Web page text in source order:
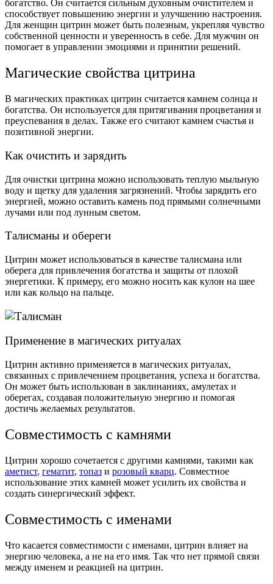
богатство. Он считается сильным духовным очистителем и
способствует повышению энергии и улучшению настроения.
Для женщин цитрин может быть полезным, укрепляя чувство
собственной ценности и уверенность в себе. Для мужчин он
помогает в управлении эмоциями и принятии решений.
Магические свойства цитрина
В магических практиках цитрин считается камнем солнца и
богатства. Он используется для притягивания процветания и
преуспевания в делах. Также его считают камнем счастья и
позитивной энергии.
Как очистить и зарядить
Для очистки цитрина можно использовать теплую мыльную
воду и щетку для удаления загрязнений. Чтобы зарядить его
энергией, можно оставить камень под прямыми солнечными
лучами или под лунным светом.
Талисманы и обереги
Цитрин может использоваться в качестве талисмана или
оберега для привлечения богатства и защиты от плохой
энергетики. К примеру, его можно носить как кулон на шее
или как кольцо на пальце.
Применение в магических ритуалах
Цитрин активно применяется в магических ритуалах,
связанных с привлечением процветания, успеха и богатства.
Он может быть использован в заклинаниях, амулетах и
оберегах, создавая положительную энергию и помогая
достичь желаемых результатов.
Совместимость с камнями
Цитрин хорошо сочетается с другими камнями, такими как
аметист, гематит, топаз и розовый кварц. Совместное
использование этих камней может усилить их свойства и
создать синергический эффект.
Совместимость с именами
Что касается совместимости с именами, цитрин влияет на
энергию человека, а не на его имя. Так что нет прямой связи
между именем и реакцией на цитрин.